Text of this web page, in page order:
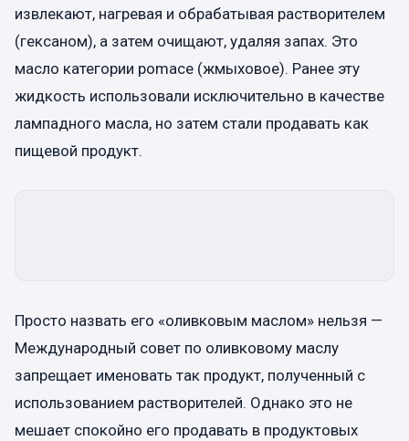
извлекают, нагревая и обрабатывая растворителем
(гексаном), а затем очищают, удаляя запах. Это
масло категории pomace (жмыховое). Ранее эту
жидкость использовали исключительно в качестве
лампадного масла, но затем стали продавать как
пищевой продукт.
Просто назвать его «оливковым маслом» нельзя —
Международный совет по оливковому маслу
запрещает именовать так продукт, полученный с
использованием растворителей. Однако это не
мешает спокойно его продавать в продуктовых